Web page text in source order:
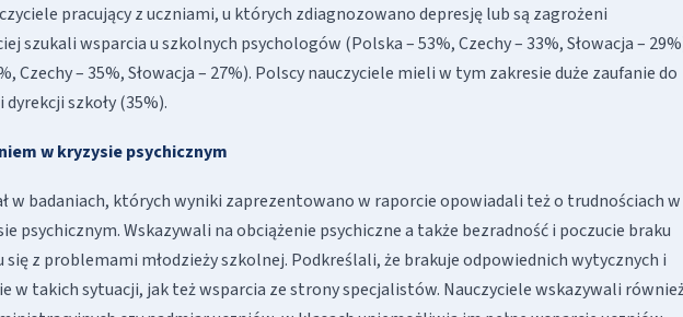
pracujący z uczniami, u których zdiagnozowano depresję lub są zagrożeni
szukali wsparcia u szkolnych psychologów (Polska – 53%, Czechy – 33%, Słowacja –
Czechy – 35%, Słowacja – 27%). Polscy nauczyciele mieli w tym zakresie duże zaufanie do
szkoły (35%).
w kryzysie psychicznym
w badaniach, których wyniki zaprezentowano w raporcie opowiadali też o trudnościach w
psychicznym. Wskazywali na obciążenie psychiczne a także bezradność i poczucie braku
z problemami młodzieży szkolnej. Podkreślali, że brakuje odpowiednich wytycznych i
w takich sytuacji, jak też wsparcia ze strony specjalistów. Nauczyciele wskazywali